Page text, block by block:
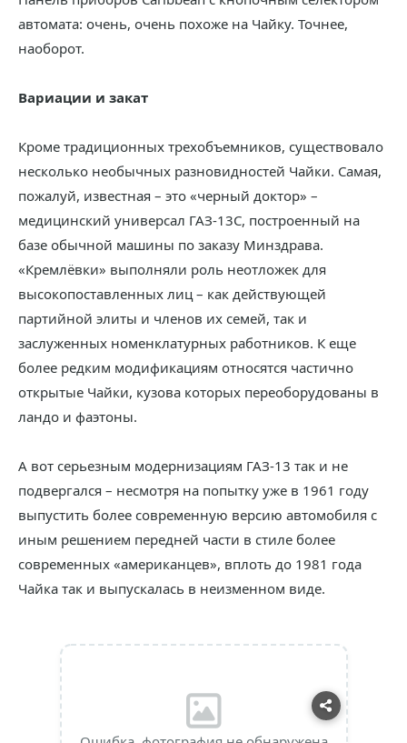
автомата: очень, очень похоже на Чайку. Точнее,
наоборот.
Вариации и закат
Кроме традиционных трехобъемников, существовало
несколько необычных разновидностей Чайки. Самая,
пожалуй, известная – это «черный доктор» –
медицинский универсал ГАЗ-13С, построенный на
базе обычной машины по заказу Минздрава.
«Кремлёвки» выполняли роль неотложек для
высокопоставленных лиц – как действующей
партийной элиты и членов их семей, так и
заслуженных номенклатурных работников. К еще
более редким модификациям относятся частично
открытые Чайки, кузова которых переоборудованы в
ландо и фаэтоны.
А вот серьезным модернизациям ГАЗ-13 так и не
подвергался – несмотря на попытку уже в 1961 году
выпустить более современную версию автомобиля с
иным решением передней части в стиле более
современных «американцев», вплоть до 1981 года
Чайка так и выпускалась в неизменном виде.